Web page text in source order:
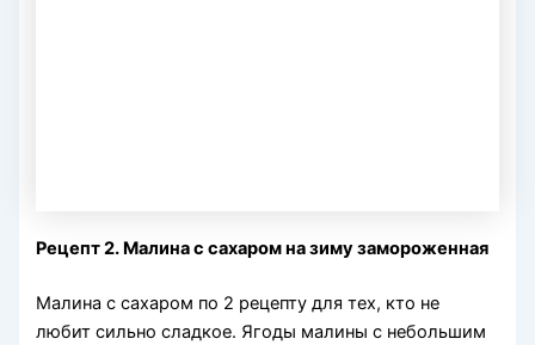
Рецепт 2. Малина с сахаром на зиму замороженная
Малина с сахаром по 2 рецепту для тех, кто не
любит сильно сладкое. Ягоды малины с небольшим